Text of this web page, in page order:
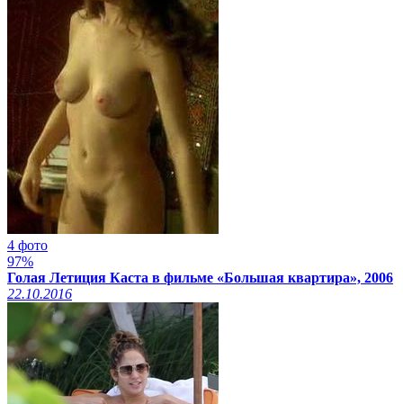
4 фото
97%
Голая Летиция Каста в фильме «Большая квартира», 2006
22.10.2016